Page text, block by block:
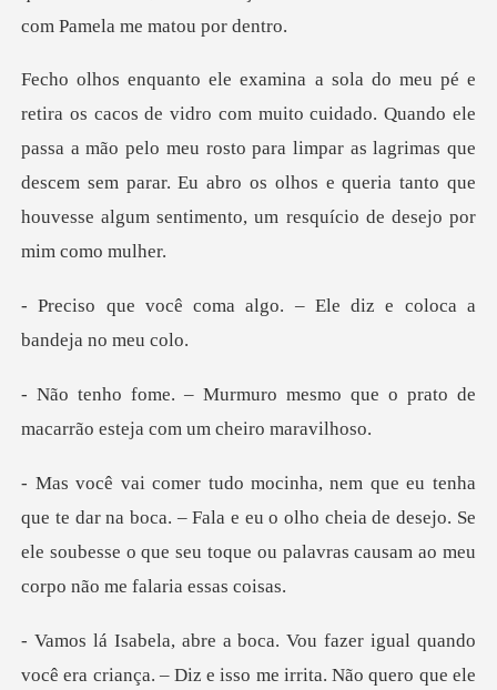
Quando ele
passa a mão pelo meu rosto para limpar as lagrimas que
descem sem parar. Eu abro os
algo. – Ele diz e colo
smo que o prato de
macarrão es
boca. – Fala e eu o olho cheia de desejo. Se
ele soubesse o que se
ndo
você era criança. – Diz e isso me irrita. Não qu